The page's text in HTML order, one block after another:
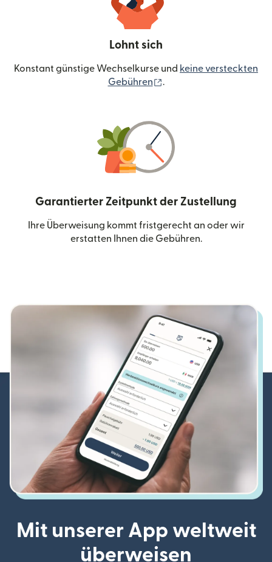
Lohnt sich
Konstant günstige Wechselkurse und keine versteckten
Gebühren
.
Garantierter Zeitpunkt der Zustellung
Ihre Überweisung kommt fristgerecht an oder wir
erstatten Ihnen die Gebühren.
Mit unserer App weltweit
überweisen